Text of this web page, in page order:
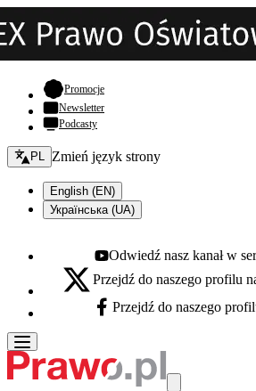
Promocje- otwiera się w nowej karcie
Newsletter
Podcasty
Zmień język - bieżący:
PL Zmień język strony
English (EN)
Українська (UA)
Youtube - otwiera się w nowej karcie
Odwiedź nasz kanał w
X - otwiera się w nowej karcie
Przejdź do naszego profilu
Facebook - otwiera się w nowej karcie
Przejdź do naszego